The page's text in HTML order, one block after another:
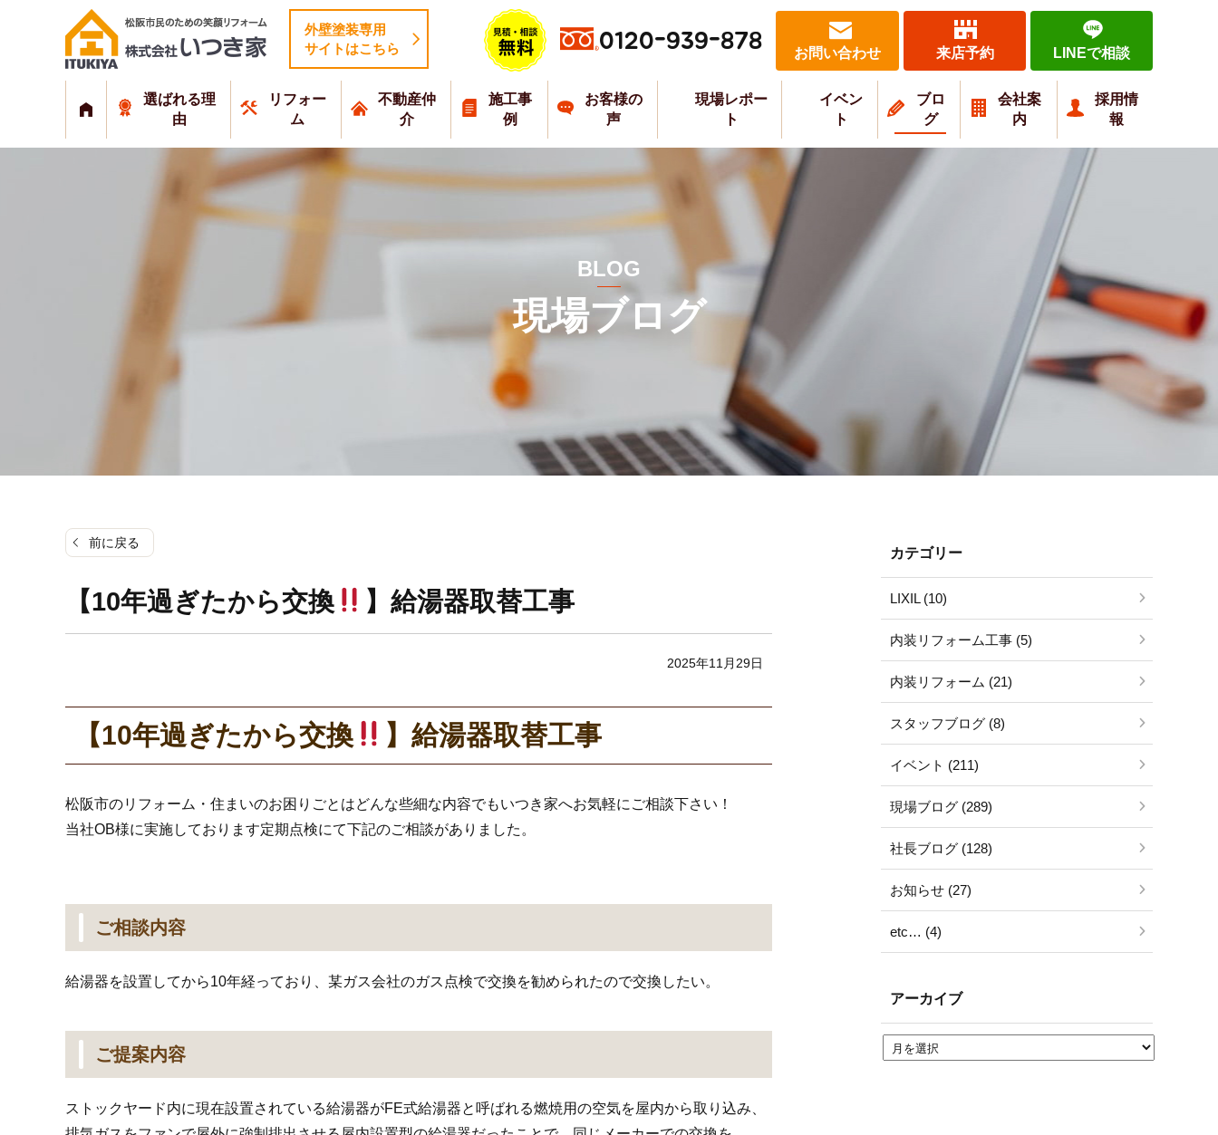
外壁塗装専用
サイトはこちら
0120-939-878 お問い合わせ 来店予約 LINEで相談
選ばれる理
由
リフォー
ム
不動産仲
介
施工事
例
お客様の
声
現場レポー
ト
イベン
ト
ブロ
グ
会社案
内
採用情
報
BLOG
現場ブログ
前に戻る
【10年過ぎたから交換 】給湯器取替工事
2025年11月29日
【10年過ぎたから交換 】給湯器取替工事
松阪市のリフォーム・住まいのお困りごとはどんな些細な内容でもいつき家へお気軽にご相談下さい！
当社OB様に実施しております定期点検にて下記のご相談がありました。
ご相談内容
給湯器を設置してから10年経っており、某ガス会社のガス点検で交換を勧められたので交換したい。
ご提案内容
ストックヤード内に現在設置されている給湯器がFE式給湯器と呼ばれる燃焼用の空気を屋内から取り込み、
カテゴリー
LIXIL (10)
内装リフォーム工事 (5)
内装リフォーム (21)
スタッフブログ (8)
イベント (211)
現場ブログ (289)
社長ブログ (128)
お知らせ (27)
etc… (4)
アーカイブ